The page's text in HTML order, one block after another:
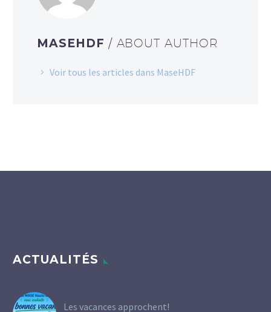
MASEHDF / ABOUT AUTHOR
Voir tous les articles dans MaseHDF
ACTUALITÉS
Les vacances approchent!